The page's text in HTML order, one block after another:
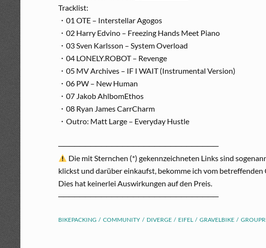
Tracklist:
・01 OTE – Interstellar Agogos
・02 Harry Edvino – Freezing Hands Meet Piano
・03 Sven Karlsson – System Overload
・04 LONELY.ROBOT – Revenge
・05 MV Archives – IF I WAIT (Instrumental Version)
・06 PW – New Human
・07 Jakob AhlbomEthos
・08 Ryan James CarrCharm
・Outro: Matt Large – Everyday Hustle
──────────────────────────────
Die mit Sternchen (*) gekennzeichneten Links sind
klickst und darüber einkaufst, bekomme ich vom
Dies hat keinerlei Auswirkungen auf den Preis.
──────────────────────────────
BIKEPACKING COMMUNITY DIVERGE EIFEL GRAVELBIKE